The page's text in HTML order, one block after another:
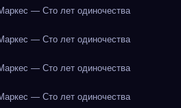
— Сто лет одиночества
— Сто лет одиночества
— Сто лет одиночества
— Сто лет одиночества